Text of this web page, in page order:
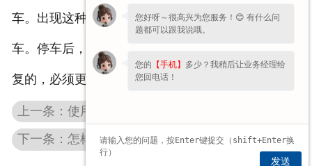
车。出现这种情况，立即切断电源，使葫芦强行停
车。停车后，检修接触器或限位器，严重损坏无法修
复的，必须更换。
下一条：怎样维护才能提高成都环链电动葫芦寿命
您好呀～很高兴为您服务！😊 有什么问
题都可以跟我说哦。
您的 【手机】 多少？我稍后让业务经理给
您回电话！
发送